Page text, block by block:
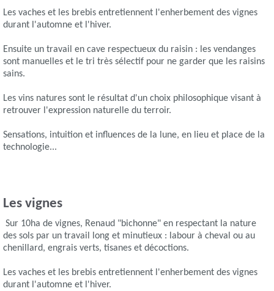
Les vaches et les brebis entretiennent l'enherbement des vignes
durant l'automne et l'hiver.
Ensuite un travail en cave respectueux du raisin : les vendanges
sont manuelles et le tri très sélectif pour ne garder que les raisins
sains.
Les vins natures sont le résultat d'un choix philosophique visant à
retrouver l'expression naturelle du terroir.
Sensations, intuition et influences de la lune, en lieu et place de la
technologie...
Les vignes
Sur 10ha de vignes, Renaud "bichonne" en respectant la nature
des sols par un travail long et minutieux : labour à cheval ou au
chenillard, engrais verts, tisanes et décoctions.
Les vaches et les brebis entretiennent l'enherbement des vignes
durant l'automne et l'hiver.